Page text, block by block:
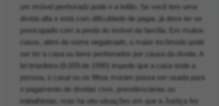
um imóvel penhorado pode ir a leilão. Se você tem uma
dívida alta e está com dificuldade de pagar, já deve ter se
preocupado com a perda do imóvel da família. Em muitos
casos, além do nome negativado, o maior incômodo pode
ser ter a casa ou bens penhorados por causa da dívida. A
lei brasileira (8.009,de 1990) impede que a casa onde a
pessoa, o casal ou os filhos moram possa ser usada para
o pagamento de dívidas civis, previdenciárias ou
trabalhistas, mas há oito situações em que a Justiça fez